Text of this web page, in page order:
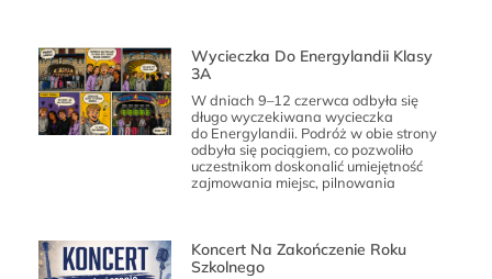
Wycieczka Do Energylandii Klasy
3A
W dniach 9–12 czerwca odbyła się
długo wyczekiwana wycieczka
do Energylandii. Podróż w obie strony
odbyła się pociągiem, co pozwoliło
uczestnikom doskonalić umiejętność
zajmowania miejsc, pilnowania
Koncert Na Zakończenie Roku
Szkolnego